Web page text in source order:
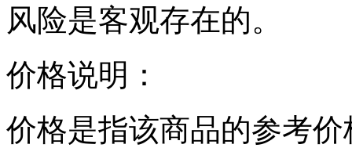
风险是客观存在的。
价格说明：
价格是指该商品的参考